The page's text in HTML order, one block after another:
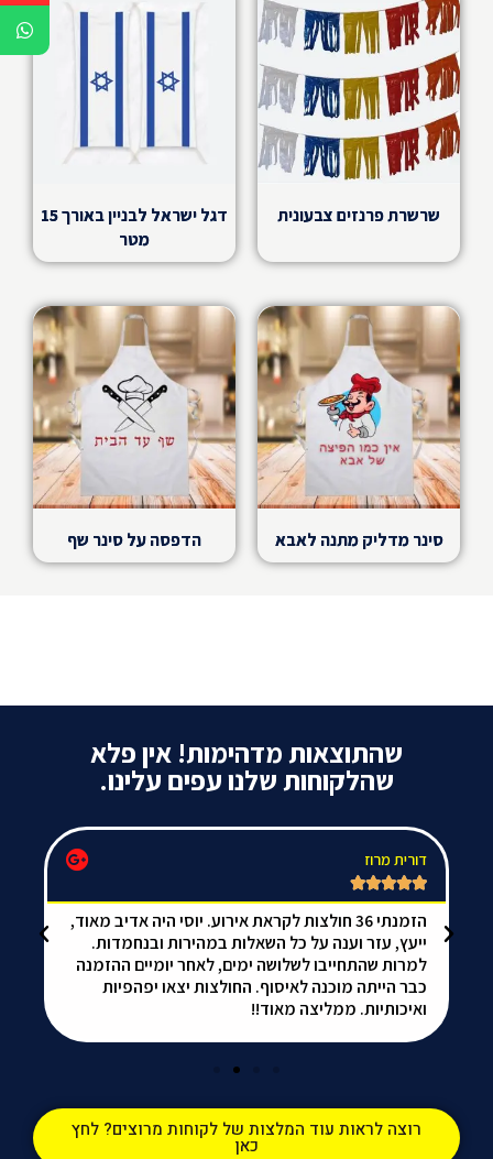
שרשרת פרנזים צבעונית
דגל ישראל לבניין באורך 15
מטר
סינר מדליק מתנה לאבא הדפסה על סינר שף
שהתוצאות מדהימות! אין פלא
שהלקוחות שלנו עפים עלינו.
דורית מרוז





הזמנתי 36 חולצות לקראת אירוע. יוסי היה אדיב מאוד,
ייעץ, עזר וענה על כל השאלות במהירות ובנחמדות.
למרות שהתחייבו לשלושה ימים, לאחר יומיים ההזמנה
כבר הייתה מוכנה לאיסוף. החולצות יצאו יפהפיות
ואיכותיות. ממליצה מאוד!!
רוצה לראות עוד המלצות של לקוחות מרוצים? לחץ
כאן